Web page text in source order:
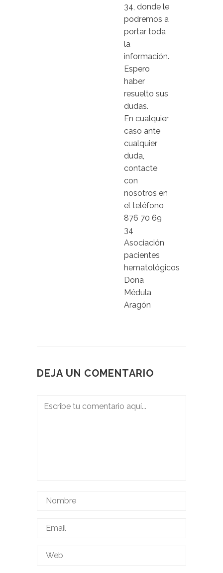
34, donde le
podremos a
portar toda
la
información.
Espero
haber
resuelto sus
dudas.
En cualquier
caso ante
cualquier
duda,
contacte
con
nosotros en
el teléfono
876 70 69
34
Asociación
pacientes
hematológicos
Dona
Médula
Aragón
DEJA UN COMENTARIO